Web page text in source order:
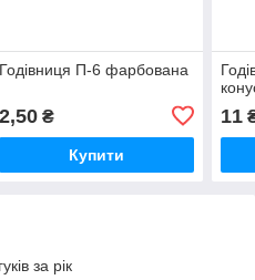
Годівниця П-6 фарбована
2,50₴
Купити
11
за рік